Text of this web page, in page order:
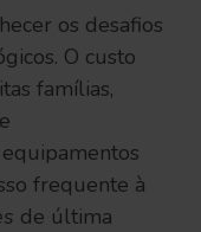
os desafios
O custo
famílias,
frequente à
de última